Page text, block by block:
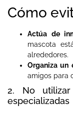
Cómo
Actúa de
mascota
alrededores.
Organiza un
amigos para
2. No
especializadas